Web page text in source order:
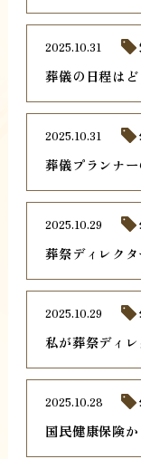
葬儀の日程は
2025.10.31
葬儀プランナ
2025.10.31
葬祭ディレク
2025.10.29
私が葬祭ディ
2025.10.29
国民健康保険
2025.10.28